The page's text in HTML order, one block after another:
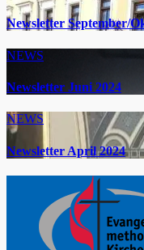
Newsletter September/
NEWS
Newsletter Juni 2024
NEWS
Newsletter April 2024